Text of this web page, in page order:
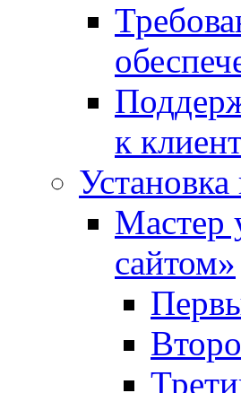
к
Мастер
сайтом»